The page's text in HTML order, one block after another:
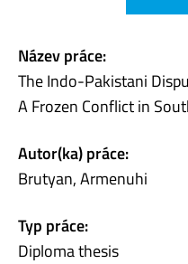
Název práce:
The Indo-Pakistani
A Frozen Conflict in
Autor(ka) práce:
Brutyan, Armenuhi
Typ práce:
Diploma thesis